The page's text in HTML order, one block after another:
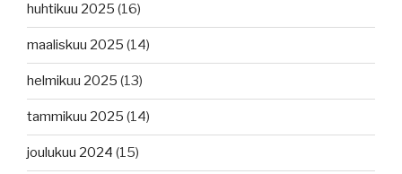
huhtikuu 2025 (16)
maaliskuu 2025 (14)
helmikuu 2025 (13)
tammikuu 2025 (14)
joulukuu 2024 (15)